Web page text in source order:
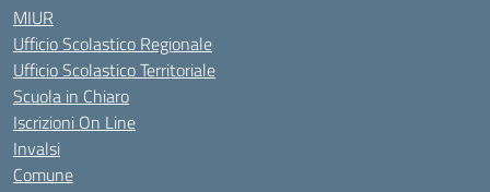
MIUR
Ufficio Scolastico Regionale
Ufficio Scolastico Territoriale
Scuola in Chiaro
Iscrizioni On Line
Invalsi
Comune